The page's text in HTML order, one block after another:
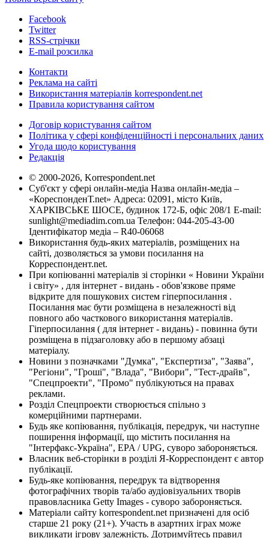
Facebook
Twitter
RSS-стрічки
E-mail розсилка
Контакти
Реклама на сайті
Використання матеріалів korrespondent.net
Правила користування сайтом
Договір користування сайтом
Політика у сфері конфіденційності і персональних даних
Угода щодо користування
Редакція
© 2000-2026, Korrespondent.net
Суб'єкт у сфері онлайн-медіа Назва онлайн-медіа –
«КореспонденТ.net» Адреса: 02091, місто Київ,
ХАРКІВСЬКЕ ШОСЕ, будинок 172-Б, офіс 208/1 E-mail:
sunlight@mediadim.com.ua Телефон: 044-205-43-00
Ідентифікатор медіа – R40-06068
Використання будь-яких матеріалів, розміщених на
сайті, дозволяється за умови посилання на
Корреспондент.net.
При копіюванні матеріалів зі сторінки « Новини України
і світу» , для інтернет - видань - обов'язкове пряме
відкрите для пошукових систем гіперпосилання .
Посилання має бути розміщена в незалежності від
повного або часткового використання матеріалів.
Гіперпосилання ( для інтернет - видань) - повинна бути
розміщена в підзаголовку або в першому абзаці
матеріалу.
Новини з позначками "Думка", "Експертиза", "Заява",
"Регіони", "Гроші", "Влада", "Вибори", "Тест-драйв",
"Спецпроекти", "Промо" публікуються на правах
реклами.
Розділ Спецпроекти створюється спільно з
комерційними партнерами.
Будь яке копіювання, публікація, передрук, чи наступне
поширення інформації, що містить посилання на
"Інтерфакс-Україна", EPA / UPG, суворо забороняється.
Власник веб-сторінки в розділі Я-Корреспондент є автор
публікації.
Будь-яке копіювання, передрук та відтворення
фотографічних творів та/або аудіовізуальних творів
правовласника Getty Images - суворо забороняється.
Матеріали сайту korrespondent.net призначені для осіб
старше 21 року (21+). Участь в азартних іграх може
викликати ігрову залежність. Дотримуйтесь правил